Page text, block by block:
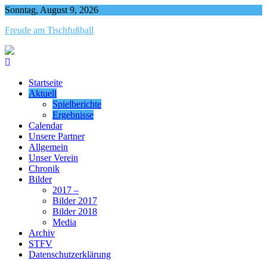
Skip
content
Sonntag, August 9, 2026
Freude am Tischfußball
Startseite
Aktuell
Spielberichte
Ergebnisse
Calendar
Unsere Partner
Allgemein
Unser Verein
Chronik
Bilder
2017 –
Bilder 2017
Bilder 2018
Media
Archiv
STFV
Datenschutzerklärung